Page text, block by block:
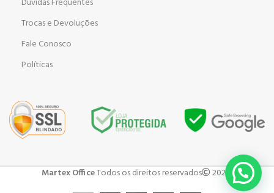
Trocas e Devoluções
Fale Conosco
Políticas
Martex OfficeTodos os direitos reservados 2023 .